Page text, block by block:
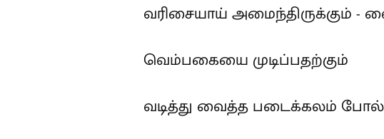
வரிசையாய் அமைந்திருக்கும் -
வெம்பகையை முடிப்பதற்கும்
வடித்து வைத்த படைக்கலம் போல்